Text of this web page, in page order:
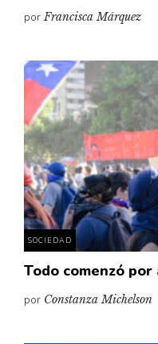
porFrancisca Márquez
SOCIEDAD
Todo comenzó
por Constanza Michelson